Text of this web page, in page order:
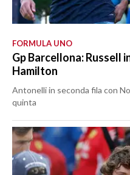
FORMULA UNO
Gp Barcellona: Russell
Hamilton
Antonelli in seconda fila con
quinta